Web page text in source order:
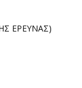
ΕΡΕΥΝΑΣ)